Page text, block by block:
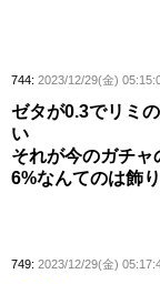
744: 2023/12/29(金)
ゼタが0.3でリミ
い
それが今のガチャ
6%なんてのは飾
749: 2023/12/29(金)